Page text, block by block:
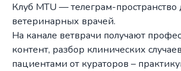
Клуб MTU — телеграм-пространство
ветеринарных врачей.
На канале ветврачи получают
контент, разбор клинических
пациентами от кураторов –